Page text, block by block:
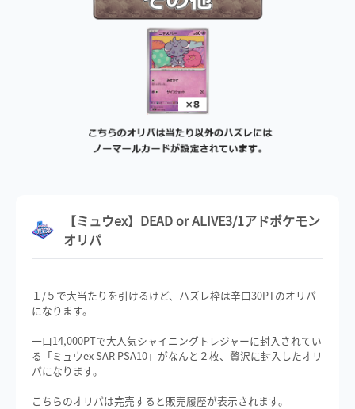
【ミュウex】DEAD or ALIVE3/1アドポケモン
オリパ
１/５で大当たりを引けるけど、ハズレ枠は辛口30PTのオリパ
になります。
一口14,000PTで大人気シャイニングトレジャーに封入されてい
る「ミュウex SAR PSA10」がなんと２枚、贅沢に封入したオリ
パになります。
こちらのオリパは完売すると販売履歴が表示されます。